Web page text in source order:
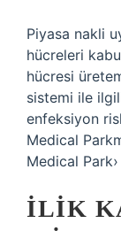
Piyasa nakli
hücreleri
hücresi
sistemi ile
enfeksiyon
Medical
Medical
İLIK